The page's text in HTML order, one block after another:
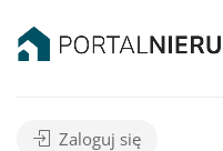
Zaloguj się